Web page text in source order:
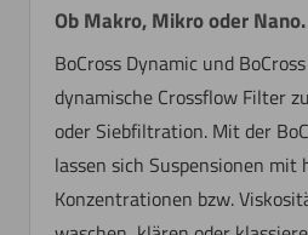
Ob Makro, Mikro oder Nano.
BoCross Dynamic und
dynamische Crossflow Filter
oder Siebfiltration. Mit der
lassen sich Suspensionen mit
Konzentrationen bzw.